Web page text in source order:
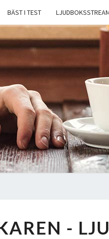
BÄST I TEST
E
-